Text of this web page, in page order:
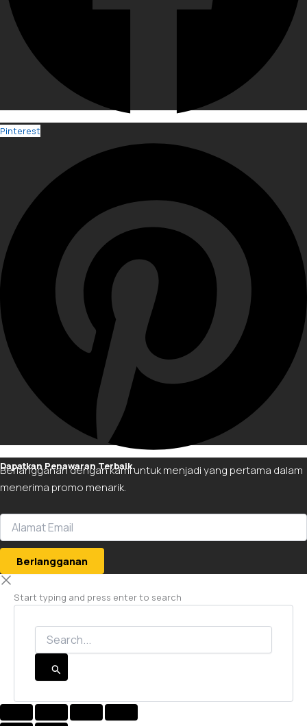
Pinterest
Dapatkan Penawaran Terbaik.
Berlangganan dengan kami untuk menjadi yang pertama dalam
menerima promo menarik.
Berlangganan
Start typing and press enter to search